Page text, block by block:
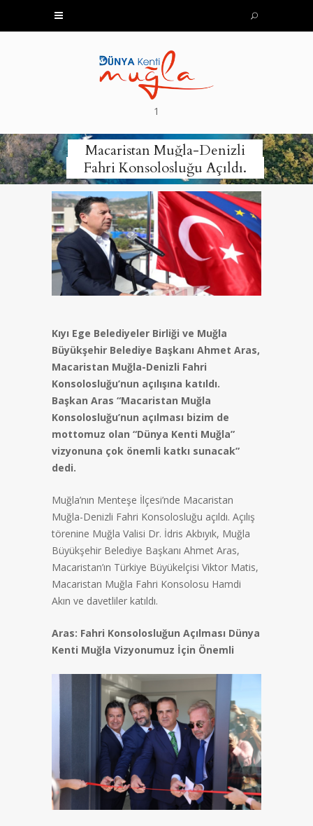
1
Macaristan Muğla-Denizli
Fahri Konsolosluğu Açıldı.
Kıyı Ege Belediyeler Birliği ve Muğla
Büyükşehir Belediye Başkanı Ahmet Aras,
Macaristan Muğla-Denizli Fahri
Konsolosluğu’nun açılışına katıldı.
Başkan Aras “Macaristan Muğla
Konsolosluğu’nun açılması bizim de
mottomuz olan “Dünya Kenti Muğla”
vizyonuna çok önemli katkı sunacak”
dedi.
Muğla’nın Menteşe İlçesi’nde Macaristan
Muğla-Denizli Fahri Konsolosluğu açıldı. Açılış
törenine Muğla Valisi Dr. İdris Akbıyık, Muğla
Büyükşehir Belediye Başkanı Ahmet Aras,
Macaristan’ın Türkiye Büyükelçisi Viktor Matis,
Macaristan Muğla Fahri Konsolosu Hamdi
Akın ve davetliler katıldı.
Aras: Fahri Konsolosluğun Açılması Dünya
Kenti Muğla Vizyonumuz İçin Önemli